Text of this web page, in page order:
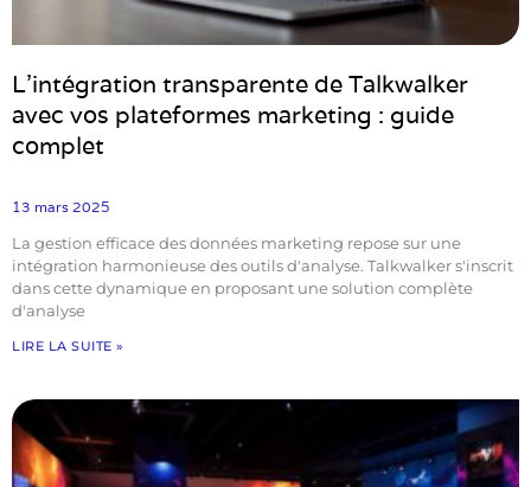
L’intégration transparente de Talkwalker
avec vos plateformes marketing : guide
complet
13 mars 2025
La gestion efficace des données marketing repose sur une
intégration harmonieuse des outils d'analyse. Talkwalker s'inscrit
dans cette dynamique en proposant une solution complète
d'analyse
LIRE LA SUITE »